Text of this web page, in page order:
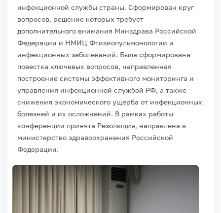
инфекционной службы страны. Сформирован круг
вопросов, решение которых требует
дополнительного внимания Минздрава Российской
Федерации и НМИЦ Фтизиопульмонологии и
инфекционных заболеваний. Была сформирована
повестка ключевых вопросов, направленная
построение системы эффективного мониторинга и
управления инфекционной службой РФ, а также
снижения экономического ущерба от инфекционных
болезней и их осложнений. В рамках работы
конференции принята Резолюция, направлена в
министерство здравоохранения Российской
Федерации.